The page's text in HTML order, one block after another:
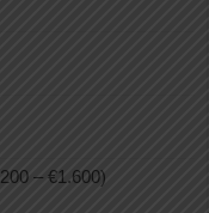
– €1.600)